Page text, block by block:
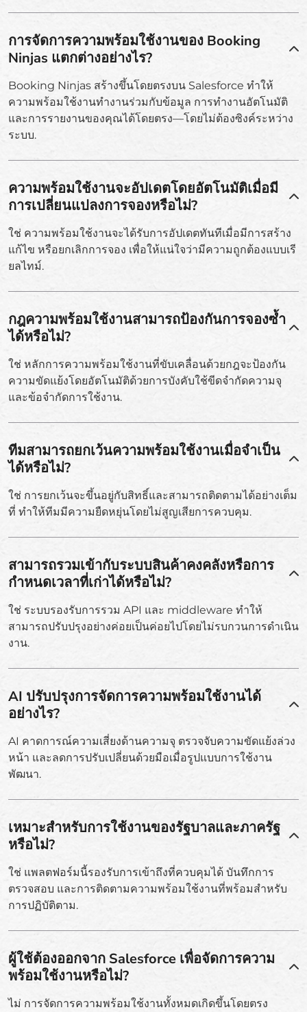
การจัดการความพร้อมใช้งานของ Booking
Ninjas แตกต่างอย่างไร?
Booking Ninjas สร้างขึ้นโดยตรงบน Salesforce ทำให้
ความพร้อมใช้งานทำงานร่วมกับข้อมูล การทำงานอัตโนมัติ
และการรายงานของคุณได้โดยตรง—โดยไม่ต้องซิงค์ระหว่าง
ระบบ.
ความพร้อมใช้งานจะอัปเดตโดยอัตโนมัติเมื่อมี
การเปลี่ยนแปลงการจองหรือไม่?
ใช่ ความพร้อมใช้งานจะได้รับการอัปเดตทันทีเมื่อมีการสร้าง
แก้ไข หรือยกเลิกการจอง เพื่อให้แน่ใจว่ามีความถูกต้องแบบเรี
ยลไทม์.
กฎความพร้อมใช้งานสามารถป้องกันการจองซ้ำ
ได้หรือไม่?
ใช่ หลักการความพร้อมใช้งานที่ขับเคลื่อนด้วยกฎจะป้องกัน
ความขัดแย้งโดยอัตโนมัติด้วยการบังคับใช้ขีดจำกัดความจุ
และข้อจำกัดการใช้งาน.
ทีมสามารถยกเว้นความพร้อมใช้งานเมื่อจำเป็น
ได้หรือไม่?
ใช่ การยกเว้นจะขึ้นอยู่กับสิทธิ์และสามารถติดตามได้อย่างเต็ม
ที่ ทำให้ทีมมีความยืดหยุ่นโดยไม่สูญเสียการควบคุม.
สามารถรวมเข้ากับระบบสินค้าคงคลังหรือการ
กำหนดเวลาที่เก่าได้หรือไม่?
ใช่ ระบบรองรับการรวม API และ middleware ทำให้
สามารถปรับปรุงอย่างค่อยเป็นค่อยไปโดยไม่รบกวนการดำเนิน
งาน.
AI ปรับปรุงการจัดการความพร้อมใช้งานได้
อย่างไร?
AI คาดการณ์ความเสี่ยงด้านความจุ ตรวจจับความขัดแย้งล่วง
หน้า และลดการปรับเปลี่ยนด้วยมือเมื่อรูปแบบการใช้งาน
พัฒนา.
เหมาะสำหรับการใช้งานของรัฐบาลและภาครัฐ
หรือไม่?
ใช่ แพลตฟอร์มนี้รองรับการเข้าถึงที่ควบคุมได้ บันทึกการ
ตรวจสอบ และการติดตามความพร้อมใช้งานที่พร้อมสำหรับ
การปฏิบัติตาม.
ผู้ใช้ต้องออกจาก Salesforce เพื่อจัดการความ
พร้อมใช้งานหรือไม่?
ไม่ การจัดการความพร้อมใช้งานทั้งหมดเกิดขึ้นโดยตรง